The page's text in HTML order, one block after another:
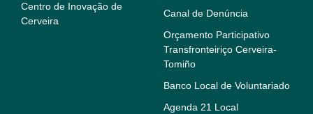
Centro de Inovação de
Cerveira
Canal de Denúncia
Orçamento Participativo
Transfronteiriço Cerveira-
Tomiño
Banco Local de Voluntariado
Agenda 21 Local